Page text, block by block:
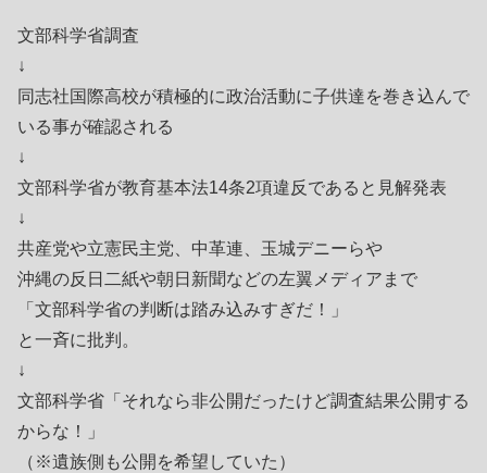
文部科学省調査
↓
同志社国際高校が積極的に政治活動に子供達を巻き込んで
いる事が確認される
↓
文部科学省が教育基本法14条2項違反であると見解発表
↓
共産党や立憲民主党、中革連、玉城デニーらや
沖縄の反日二紙や朝日新聞などの左翼メディアまで
「文部科学省の判断は踏み込みすぎだ！」
と一斉に批判。
↓
文部科学省「それなら非公開だったけど調査結果公開する
からな！」
（※遺族側も公開を希望していた）